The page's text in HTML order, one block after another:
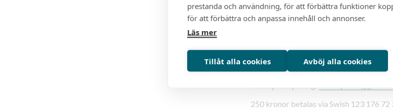
Kom för att lyssna på en intressant
videos från Indien. Det går att köpa
för flickor, då intäkterna från boken
Vi kommer hålla kvällen helvegetarisk.
Ikväll ser vi gärna många gäster.
250 kronor betalas via Swish 123 176 72
prestanda och användning, för att förbättra funktioner
för att förbättra och anpassa innehåll och annonser.
Läs mer
Tillåt alla cookies Avböj alla cookies